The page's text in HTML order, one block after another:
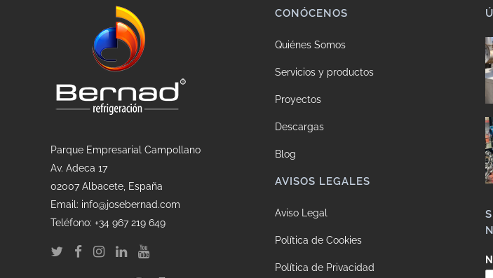
Parque Empresarial Campollano
Av. Adeca 17
02007 Albacete, España
Email: info@josebernad.com
Teléfono: +34 967 219 649
CONÓCENOS
Quiénes Somos
Servicios y productos
Proyectos
Descargas
Blog
AVISOS LEGALES
Aviso Legal
Política de Cookies
Política de Privacidad